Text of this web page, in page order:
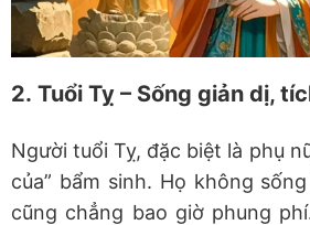
2. Tuổi Tỵ – Sống giản dị,
Người tuổi Tỵ, đặc biệt là phụ
của” bẩm sinh. Họ không
cũng chẳng bao giờ phung